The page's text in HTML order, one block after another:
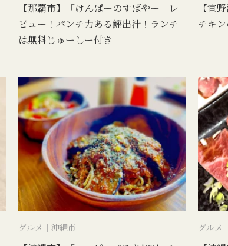
【那覇市】「けんぱーのすばやー」レ
ビュー！パンチ力ある鰹出汁！ランチ
は無料じゅーしー付き
【宜
チキ
グルメ｜沖縄市 グルメ